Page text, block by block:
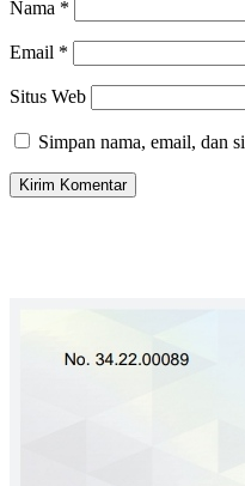
Nama *
Email *
Situs Web
Simpan nama, email, dan